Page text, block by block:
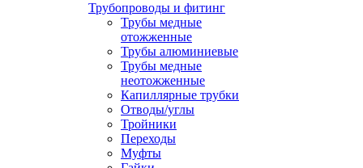
Трубопроводы и фитинг
Трубы медные
отожженные
Трубы алюминиевые
Трубы медные
неотожженные
Капиллярные трубки
Отводы/углы
Тройники
Переходы
Муфты